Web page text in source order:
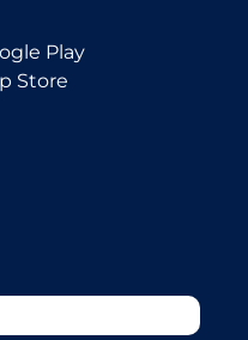
Play
Store